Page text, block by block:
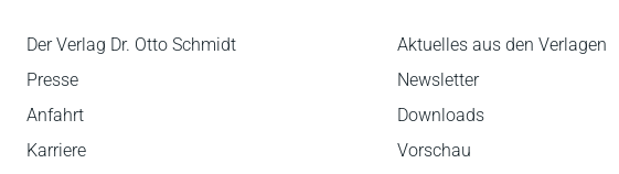
Der Verlag Dr. Otto Schmidt
Presse
Anfahrt
Karriere
Aktuelles aus den Verlagen
Newsletter
Downloads
Vorschau